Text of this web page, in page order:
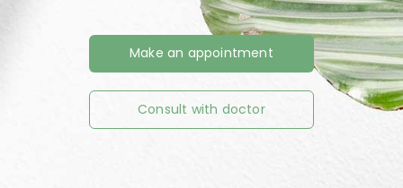
Make an appointment
Consult with doctor